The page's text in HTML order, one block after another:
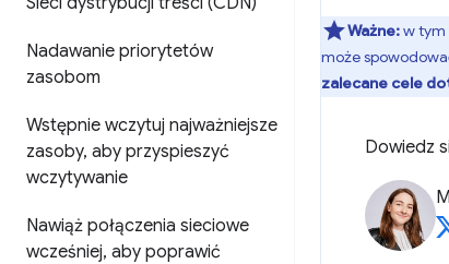
Nadawanie priorytetów
zasobom
Wstępnie wczytuj najważniejsze
zasoby, aby przyspieszyć
wczytywanie
Nawiąż połączenia sieciowe
wcześniej, aby poprawić
Ważne:w tym
może
zalecane cele
Dowiedz